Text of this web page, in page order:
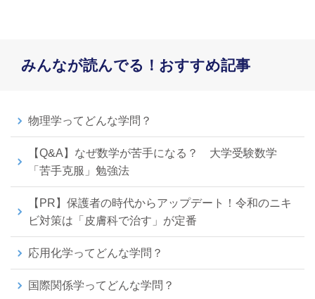
みんなが読んでる！おすすめ記事
物理学ってどんな学問？
【Q&A】なぜ数学が苦手になる？ 大学受験数学
「苦手克服」勉強法
【PR】保護者の時代からアップデート！令和のニキ
ビ対策は「皮膚科で治す」が定番
応用化学ってどんな学問？
国際関係学ってどんな学問？